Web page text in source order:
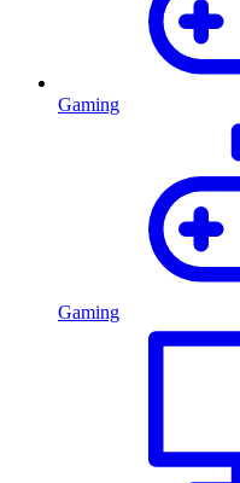
Gaming
Gaming